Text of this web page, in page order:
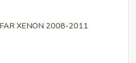
XENON 2008-2011